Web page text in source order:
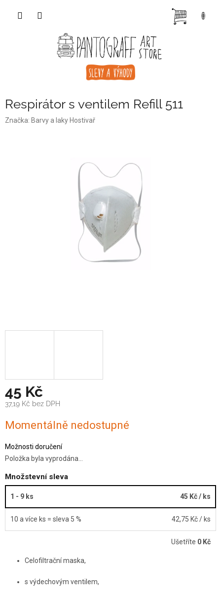
Respirátor s ventilem Refill 511
Značka: Barvy a laky Hostivař
45 Kč
37,19 Kč bez DPH
cena:
Momentálně nedostupné
Možnosti doručení
Položka byla vyprodána…
Množstevní sleva
1 - 9 ks 45 Kč/ ks
10 a více ks = sleva 5 % 42,75 Kč/ ks
Ušetříte 0 Kč
Celofiltrační maska,
s výdechovým ventilem,